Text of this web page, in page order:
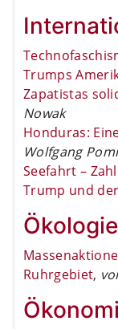
Trumps
Zapatistas
Nowak
Honduras:
Wolfgang
Seefahrt –
Trump und
Ruhrgebiet,